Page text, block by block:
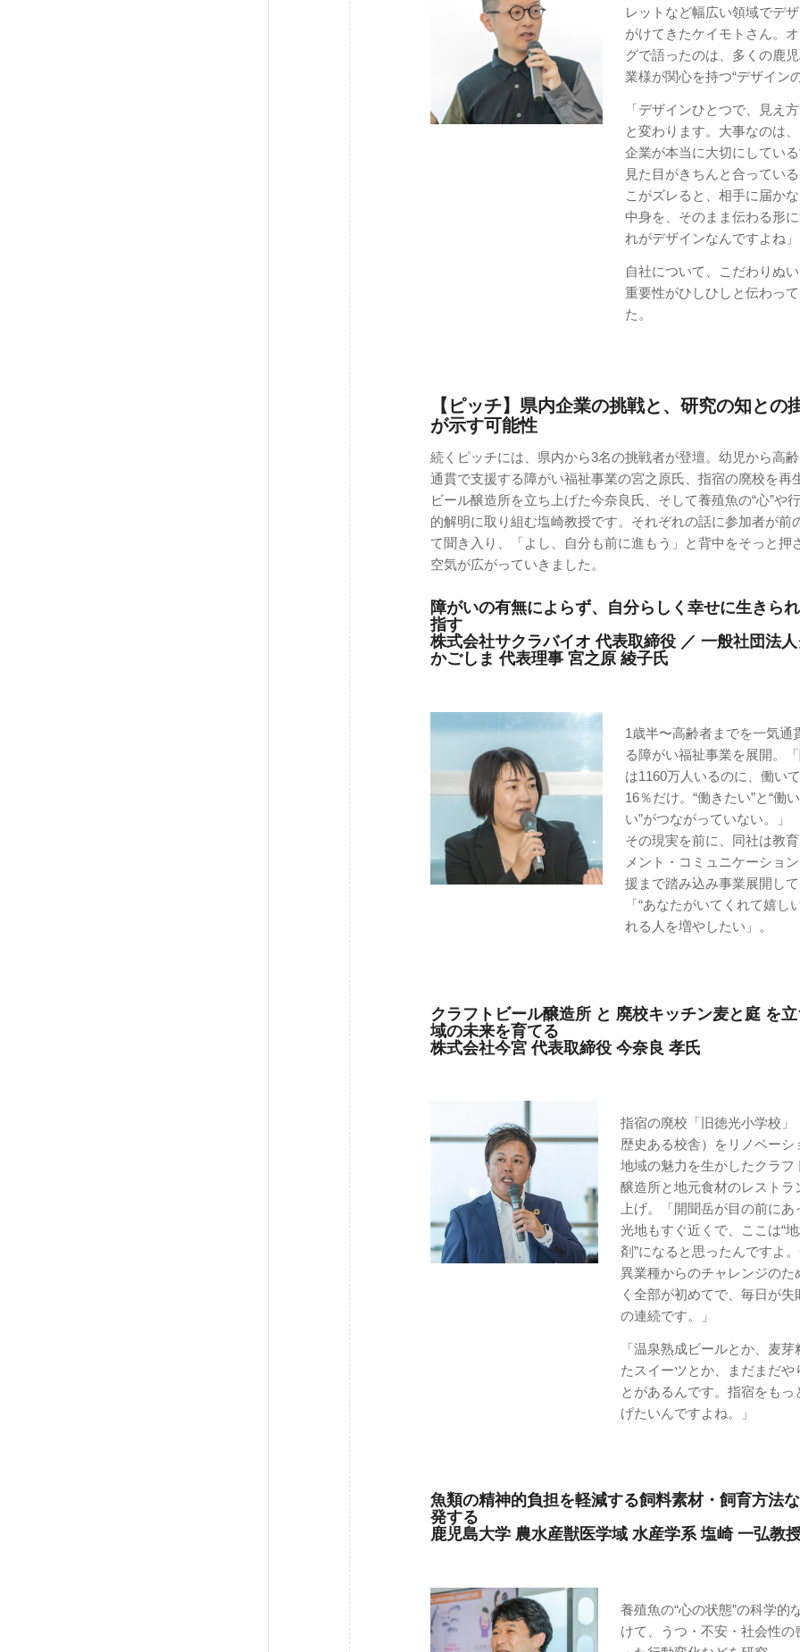
レットなど幅広い領域でデ
がけてきたケイモトさん。
グで語ったのは、多くの鹿
業様が関心を持つ“デザイン
「デザインひとつで、見え
と変わります。大事なのは
企業が本当に大切にしている
見た目がきちんと合ってい
こがズレると、相手に届か
中身を、そのまま伝わる形
れがデザインなんですよね」
自社について、こだわりぬ
重要性がひしひしと伝わっ
た。
【ピッチ】県内企業の挑戦と、研究の知との
が示す可能性
続くピッチには、県内から3名の挑戦者が登壇。幼児から高
通貫で支援する障がい福祉事業の宮之原氏、指宿の廃校を再
ビール醸造所を立ち上げた今奈良氏、そして養殖魚の“心”や
的解明に取り組む塩崎教授です。それぞれの話に参加者が前
て聞き入り、「よし、自分も前に進もう」と背中をそっと押
空気が広がっていきました。
障がいの有無によらず、自分らしく幸せに生きら
指す
株式会社サクラバイオ 代表取締役 ／ 一般社団法
かごしま 代表理事 宮之原 綾子氏
1歳半〜高齢者までを一気通
る障がい福祉事業を展開。
は1160万人いるのに、働い
16％だけ。“働きたい”と“働
い”がつながっていない。」
その現実を前に、同社は教
メント・コミュニケーショ
援まで踏み込み事業展開し
「“あなたがいてくれて嬉し
れる人を増やしたい」。
クラフトビール醸造所 と 廃校キッチン麦と庭 を
域の未来を育てる
株式会社今宮 代表取締役 今奈良 孝氏
指宿の廃校「旧徳光小学校」
歴史ある校舎）をリノベーシ
地域の魅力を生かしたクラフ
醸造所と地元食材のレストラ
上げ。「開聞岳が目の前にあ
光地もすぐ近くで、ここは“
剤”になると思ったんですよ
異業種からのチャレンジのた
く全部が初めてで、毎日が失
の連続です。」
「温泉熟成ビールとか、麦
たスイーツとか、まだまだや
とがあるんです。指宿をもっ
げたいんですよね。」
魚類の精神的負担を軽減する飼料素材・飼育方法
発する
鹿児島大学 農水産獣医学域 水産学系 塩崎 一弘教
養殖魚の“心の状態”の科学的
けて、うつ・不安・社会性の